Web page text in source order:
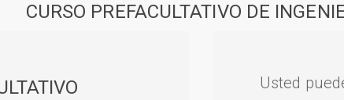
CURSO PREFACULTATIVO DE
Usted